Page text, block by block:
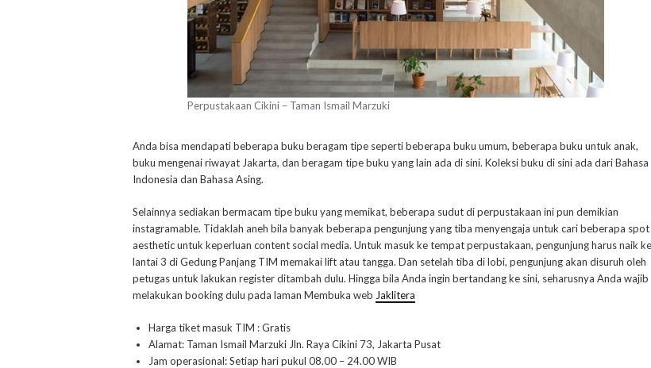
Perpustakaan Cikini – Taman Ismail Marzuki
Anda bisa mendapati beberapa buku beragam tipe seperti beberapa buku umum, beberapa buku untuk anak,
buku mengenai riwayat Jakarta, dan beragam tipe buku yang lain ada di sini. Koleksi buku di sini ada dari Bahasa
Indonesia dan Bahasa Asing.
Selainnya sediakan bermacam tipe buku yang memikat, beberapa sudut di perpustakaan ini pun demikian
instagramable. Tidaklah aneh bila banyak beberapa pengunjung yang tiba menyengaja untuk cari beberapa spot
aesthetic untuk keperluan content social media. Untuk masuk ke tempat perpustakaan, pengunjung harus naik ke
lantai 3 di Gedung Panjang TIM memakai lift atau tangga. Dan setelah tiba di lobi, pengunjung akan disuruh oleh
petugas untuk lakukan register ditambah dulu. Hingga bila Anda ingin bertandang ke sini, seharusnya Anda wajib
melakukan booking dulu pada laman Membuka web Jaklitera
Harga tiket masuk TIM : Gratis
Alamat: Taman Ismail Marzuki Jln. Raya Cikini 73, Jakarta Pusat
Jam operasional: Setiap hari pukul 08.00 – 24.00 WIB